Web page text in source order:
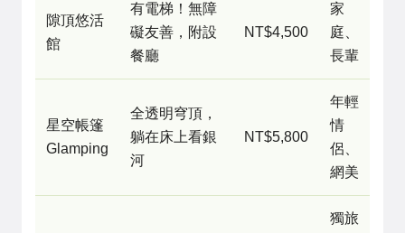
隙頂悠活
館
有電梯！無障
礙友善，附設
餐廳
NT$4,500
家
庭、
長輩
星空帳篷
Glamping
全透明穹頂，
躺在床上看銀
河
NT$5,800
年輕
情
侶、
網美
獨旅